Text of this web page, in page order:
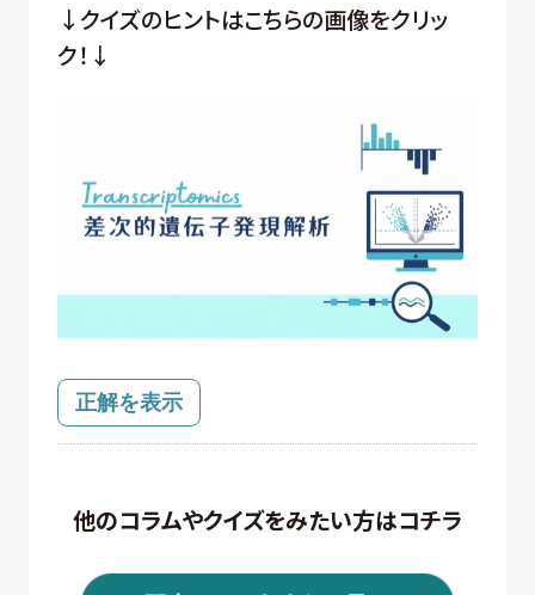
↓クイズのヒントはこちらの画像をクリッ
ク！↓
正解を表示
他のコラムやクイズをみたい方はコチラ